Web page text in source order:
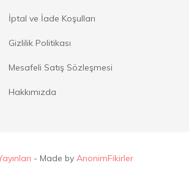
İptal ve İade Koşulları
Gizlilik Politikası
Mesafeli Satış Sözleşmesi
Hakkımızda
- Made by AnonimFikirler